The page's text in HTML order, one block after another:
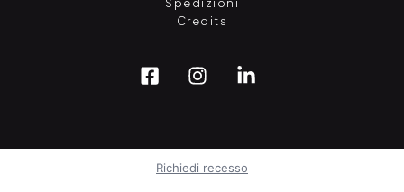
Credits
Richiedi recesso